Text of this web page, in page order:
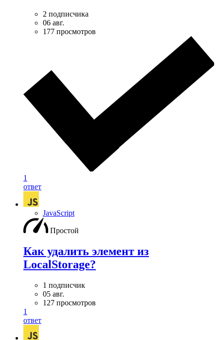
2 подписчика
06 авг.
177 просмотров
1
ответ
JavaScript
Простой
Как удалить элемент из
LocalStorage?
1 подписчик
05 авг.
127 просмотров
1
ответ